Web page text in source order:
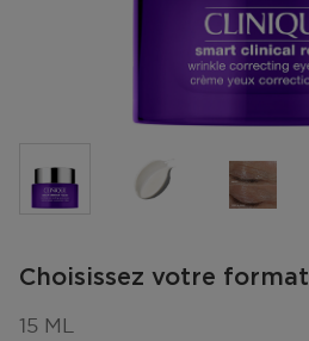
Choisissez votre format
15 ML